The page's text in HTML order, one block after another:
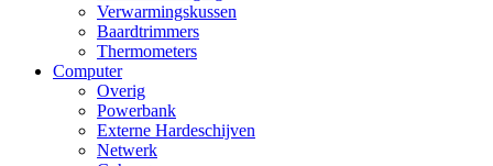
Verwarmingskussen
Baardtrimmers
Thermometers
Computer
Overig
Powerbank
Externe Hardeschijven
Netwerk